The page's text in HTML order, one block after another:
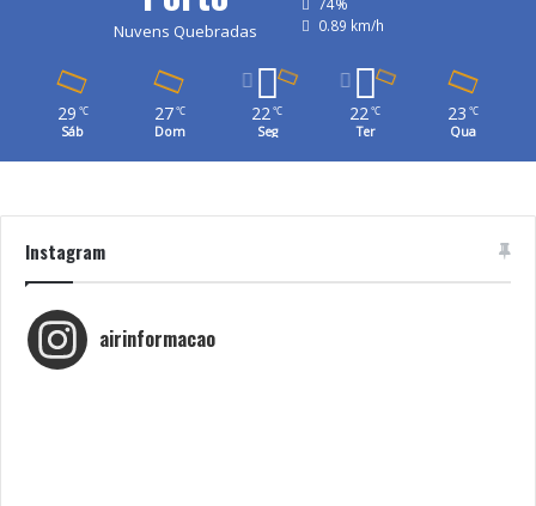
Nuvens Quebradas
0.89 km/h
29 ℃
Sáb
27 ℃
Dom
22℃
Seg
22℃
Ter
23 ℃
Qua
Instagram
airinformacao